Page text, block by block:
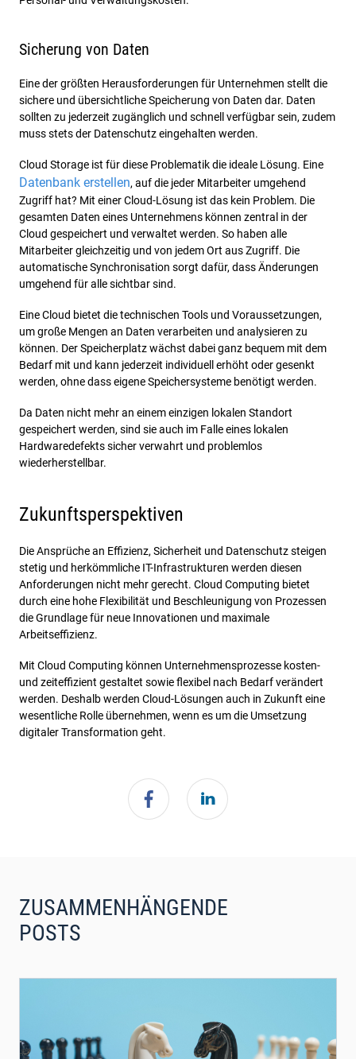
Sicherung von Daten
Eine der größten Herausforderungen für Unternehmen stellt die
sichere und übersichtliche Speicherung von Daten dar. Daten
sollten zu jederzeit zugänglich und schnell verfügbar sein, zudem
muss stets der Datenschutz eingehalten werden.
Cloud Storage ist für diese Problematik die ideale Lösung. Eine
Datenbank erstellen, auf die jeder Mitarbeiter umgehend
Zugriff hat? Mit einer Cloud-Lösung ist das kein Problem. Die
gesamten Daten eines Unternehmens können zentral in der
Cloud gespeichert und verwaltet werden. So haben alle
Mitarbeiter gleichzeitig und von jedem Ort aus Zugriff. Die
automatische Synchronisation sorgt dafür, dass Änderungen
umgehend für alle sichtbar sind.
Eine Cloud bietet die technischen Tools und Voraussetzungen,
um große Mengen an Daten verarbeiten und analysieren zu
können. Der Speicherplatz wächst dabei ganz bequem mit dem
Bedarf mit und kann jederzeit individuell erhöht oder gesenkt
werden, ohne dass eigene Speichersysteme benötigt werden.
Da Daten nicht mehr an einem einzigen lokalen Standort
gespeichert werden, sind sie auch im Falle eines lokalen
Hardwaredefekts sicher verwahrt und problemlos
wiederherstellbar.
Zukunftsperspektiven
Die Ansprüche an Effizienz, Sicherheit und Datenschutz steigen
stetig und herkömmliche IT-Infrastrukturen werden diesen
Anforderungen nicht mehr gerecht. Cloud Computing bietet
durch eine hohe Flexibilität und Beschleunigung von Prozessen
die Grundlage für neue Innovationen und maximale
Arbeitseffizienz.
Mit Cloud Computing können Unternehmensprozesse kosten-
und zeiteffizient gestaltet sowie flexibel nach Bedarf verändert
werden. Deshalb werden Cloud-Lösungen auch in Zukunft eine
wesentliche Rolle übernehmen, wenn es um die Umsetzung
digitaler Transformation geht.
ZUSAMMENHÄNGENDE
POSTS